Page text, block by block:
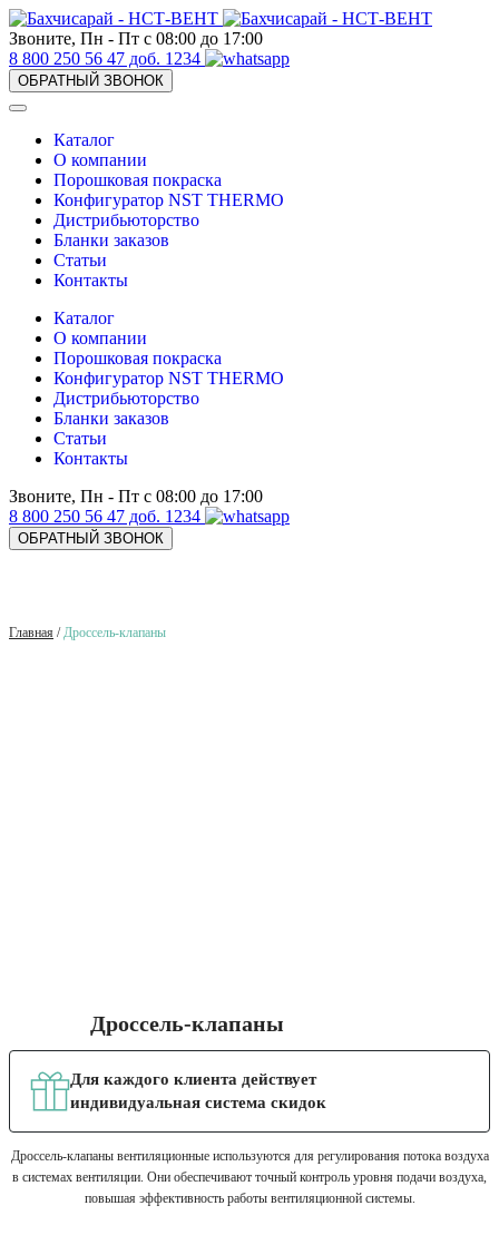
Звоните, Пн - Пт с 08:00 до 17:00
8 800 250 56 47 доб. 1234
ОБРАТНЫЙ ЗВОНОК
Каталог
О компании
Порошковая покраска
Конфигуратор NST THERMO
Дистрибьюторство
Бланки заказов
Статьи
Контакты
Каталог
О компании
Порошковая покраска
Конфигуратор NST THERMO
Дистрибьюторство
Бланки заказов
Статьи
Контакты
Звоните, Пн - Пт с 08:00 до 17:00
8 800 250 56 47 доб. 1234
ОБРАТНЫЙ ЗВОНОК
Главная /Дроссель-клапаны
Дроссель-клапаны
Для каждого клиента действует
индивидуальная система скидок
Дроссель-клапаны вентиляционные используются для регулирования потока воздуха
в системах вентиляции. Они обеспечивают точный контроль уровня подачи воздуха,
повышая эффективность работы вентиляционной системы.